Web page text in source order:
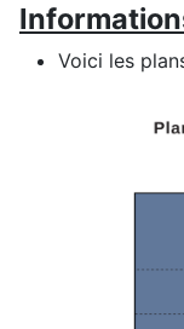
Voici les